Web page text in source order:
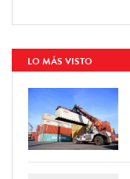
LO MÁS VISTO